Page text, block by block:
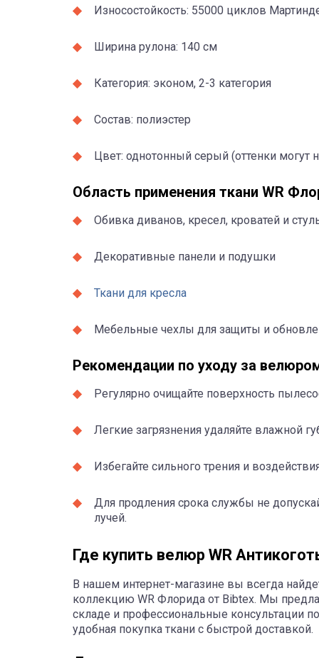
Износостойкость: 55000 циклов
Ширина рулона: 140 см
Категория: эконом, 2-3 категория
Состав: полиэстер
Цвет: однотонный серый (оттенки могут
Область применения ткани WR
Обивка диванов, кресел, кроватей и
Декоративные панели и подушки
Ткани для кресла
Мебельные чехлы для защиты и
Рекомендации по уходу за
Регулярно очищайте поверхность
Легкие загрязнения удаляйте влажной
Избегайте сильного трения и
Для продления срока службы не
лучей.
Где купить велюр WR
В нашем интернет-магазине вы всегда
коллекцию WR Флоридa от Bibtex. Мы
складе и профессиональные консультации
удобная покупка ткани с быстрой доставкой.